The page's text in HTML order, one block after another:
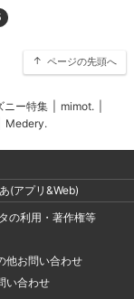
ページの先頭へ
ニー特集 mimot.
Medery.
(アプリ&Web)
の利用・著作権等
他お問い合わせ
い合わせ